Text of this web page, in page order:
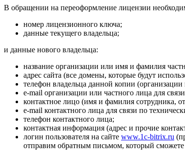
В обращении на переоформление лицензии
номер лицензионного ключа;
данные текущего владельца;
и данные нового владельца:
название организации или имя и фамилия
адрес сайта (все домены, которые будут
телефон владельца данной копии
e-mail организации или частного лица для
контактное лицо (имя и фамилия сотрудника,
e-mail контактного лица для связи по
телефон контактного лица;
контактная информация (адрес и прочие
логин пользователя на сайте www.1c-bitrix.ru
отправим обратным письмом, который